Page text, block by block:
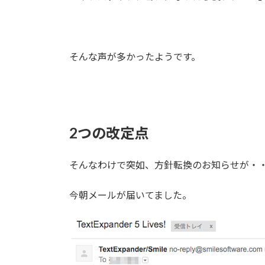
そんな声が多かったようです。
2つの改定点
そんなわけで突如、方針転換のお知らせが・
今朝メールが届いてました。